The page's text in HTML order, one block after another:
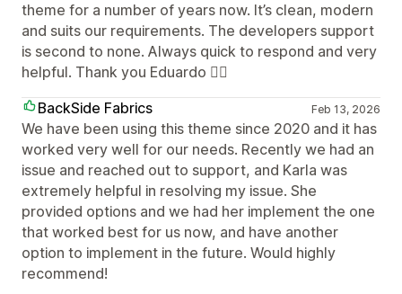
theme for a number of years now. It’s clean, modern
and suits our requirements. The developers support
is second to none. Always quick to respond and very
helpful. Thank you Eduardo 👍🏻
BackSide Fabrics
Feb 13, 2026
We have been using this theme since 2020 and it has
worked very well for our needs. Recently we had an
issue and reached out to support, and Karla was
extremely helpful in resolving my issue. She
provided options and we had her implement the one
that worked best for us now, and have another
option to implement in the future. Would highly
recommend!